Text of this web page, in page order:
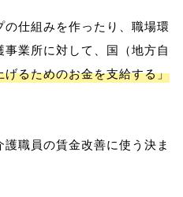
仕組みを作ったり、職場環
業所に対して、国（地方自
げるためのお金を支給する」
職員の賃金改善に使う決ま